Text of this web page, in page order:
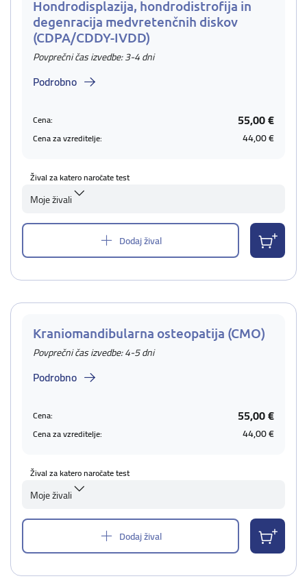
Hondrodisplazija, hondrodistrofija in
degenracija medvretenčnih diskov
(CDPA/CDDY-IVDD)
Povprečni čas izvedbe: 3-4 dni
Podrobno
Cena: 55,00 €
Cena za vzreditelje: 44,00 €
Žival za katero naročate test
Moje živali
Dodaj žival
Kraniomandibularna osteopatija (CMO)
Povprečni čas izvedbe: 4-5 dni
Podrobno
Cena: 55,00 €
Cena za vzreditelje: 44,00 €
Žival za katero naročate test
Moje živali
Dodaj žival